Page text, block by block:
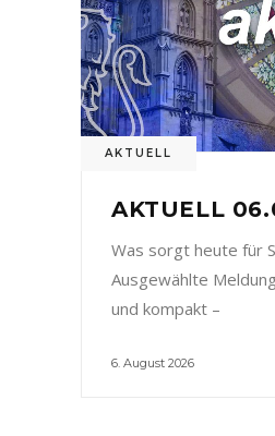
AKTUELL
AKTUELL
Was sorgt heute für
Ausgewählte
und kompakt –
6. August 2026